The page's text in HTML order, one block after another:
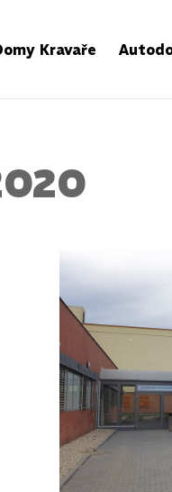
Kravaře